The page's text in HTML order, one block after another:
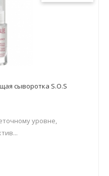
сыворотка S.O.S
уровне,